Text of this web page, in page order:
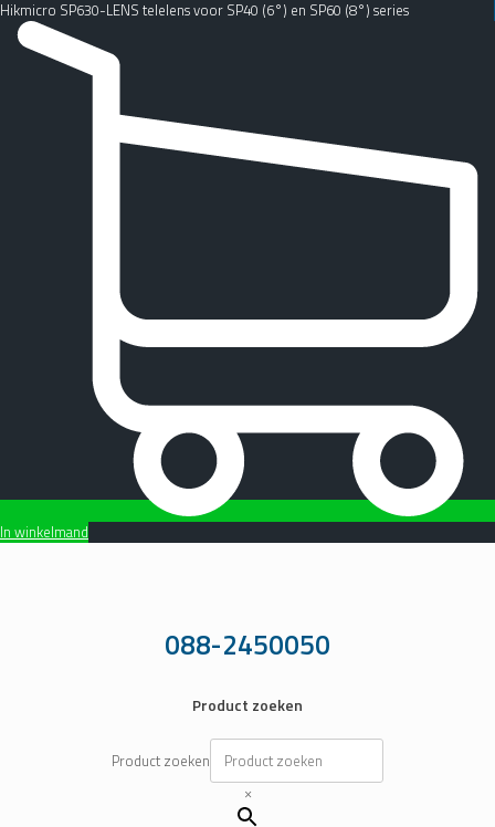
Hikmicro SP630-LENS telelens voor SP40 (6°) en SP60 (8°) series
In winkelmand
088-2450050
Product zoeken
Product zoeken
×